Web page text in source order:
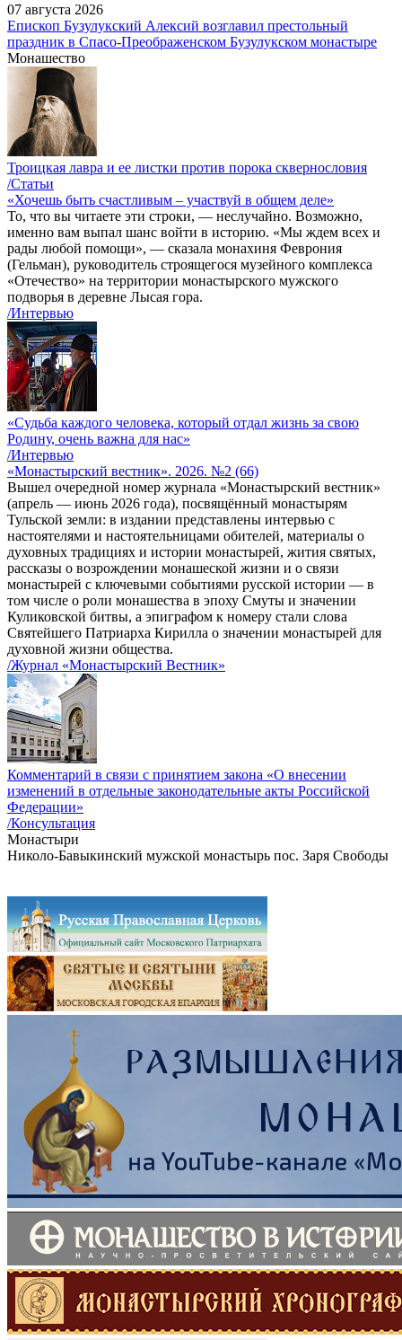
07 августа 2026
Епископ Бузулукский Алексий возглавил престольный
праздник в Спасо-Преображенском Бузулукском монастыре
Монашество
Троицкая лавра и ее листки против порока сквернословия
/Статьи
«Хочешь быть счастливым – участвуй в общем деле»
То, что вы читаете эти строки, — неслучайно. Возможно,
именно вам выпал шанс войти в историю. «Мы ждем всех и
рады любой помощи», — сказала монахиня Феврония
(Гельман), руководитель строящегося музейного комплекса
«Отечество» на территории монастырского мужского
подворья в деревне Лысая гора.
/Интервью
«Судьба каждого человека, который отдал жизнь за свою
Родину, очень важна для нас»
/Интервью
«Монастырский вестник». 2026. №2 (66)
Вышел очередной номер журнала «Монастырский вестник»
(апрель — июнь 2026 года), посвящённый монастырям
Тульской земли: в издании представлены интервью с
настоятелями и настоятельницами обителей, материалы о
духовных традициях и истории монастырей, жития святых,
рассказы о возрождении монашеской жизни и о связи
монастырей с ключевыми событиями русской истории — в
том числе о роли монашества в эпоху Смуты и значении
Куликовской битвы, а эпиграфом к номеру стали слова
Святейшего Патриарха Кирилла о значении монастырей для
духовной жизни общества.
/Журнал «Монастырский Вестник»
Комментарий в связи с принятием закона «О внесении
изменений в отдельные законодательные акты Российской
Федерации»
/Консультация
Монастыри
Николо-Бавыкинский мужской монастырь пос. Заря Свободы